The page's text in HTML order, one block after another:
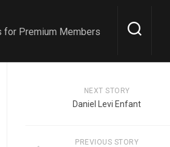
for Premium Members
NEXT STORY
Daniel Levi Enfant
PREVIOUS STORY